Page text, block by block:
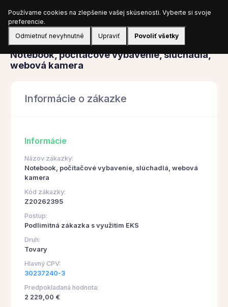
Prihlásiť sa
Obstarávanie
Notebook, počítačové vybavenie, slúchadlá,
webová kamera
Informácie o zákazke
Informácie
Názov zákazky:
Notebook, počítačové vybavenie, slúchadlá, webová
kamera
Kód zákazky:
Z20262395
Postup:
Podlimitná zákazka s využitím EKS
Druh:
Tovary
Hlavný CPV:
30237240-3
Predpokladaná hodnota:
2 229,00 €
Používame cookies na zlepšenie vašej skúsenosti. Vyberte si svoje
preferencie.
Odmietnuť nevyhnutné
Upraviť Povoliť všetky